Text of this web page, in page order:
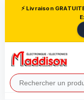
⚡ Livraison